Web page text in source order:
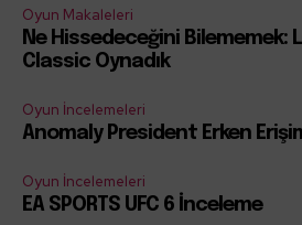
Oyun Makaleleri
Ne Hissedeceğini Bilememek:
Classic Oynadık
Oyun İncelemeleri
Anomaly President Erken
Oyun İncelemeleri
EA SPORTS UFC 6 İnceleme